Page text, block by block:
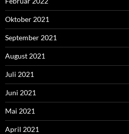
Oktober 2021
September 2021
August 2021
Juli 2021
Juni 2021
Mai 2021
April 2021